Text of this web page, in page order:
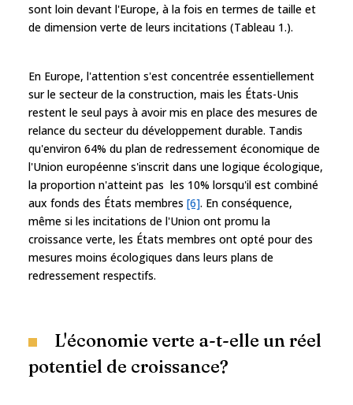
sont loin devant l'Europe, à la fois en termes de taille et
de dimension verte de leurs incitations (Tableau 1.).
En Europe, l'attention s'est concentrée essentiellement
sur le secteur de la construction, mais les États-Unis
restent le seul pays à avoir mis en place des mesures de
relance du secteur du développement durable. Tandis
qu'environ 64% du plan de redressement économique de
l'Union européenne s'inscrit dans une logique écologique,
la proportion n'atteint pas les 10% lorsqu'il est combiné
aux fonds des États membres [6]. En conséquence,
même si les incitations de l'Union ont promu la
croissance verte, les États membres ont opté pour des
mesures moins écologiques dans leurs plans de
redressement respectifs.
L'économie verte a-t-elle un réel
potentiel de croissance?